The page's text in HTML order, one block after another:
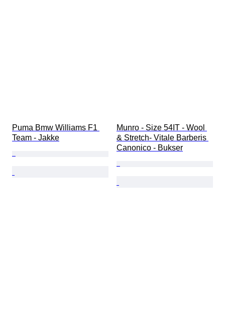
Puma Bmw Williams F1
Team - Jakke
Munro - Size 54IT - Wool
& Stretch- Vitale Barberis
Canonico - Bukser